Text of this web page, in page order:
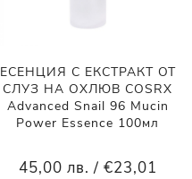
ЕСЕНЦИЯ С ЕКСТРАКТ ОТ
СЛУЗ НА ОХЛЮВ COSRX
Advanced Snail 96 Mucin
Power Essence 100мл
45,00 лв. / €23,01